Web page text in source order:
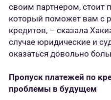
своим партнером, стоит
который поможет вам с
кредитов, – сказала
случае юридические и
оказаться довольно
Пропуск платежей по
проблемы в будущем